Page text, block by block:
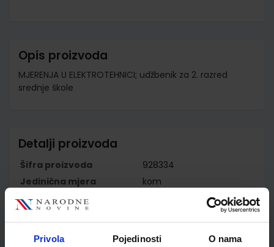
Privola Pojedinosti O nama
Opis proizvoda
MJERENJA U ELEKTROTEHNICI; udžbenik za 2. razred
srednje škole
Detalji proizvoda
Šifra proizvoda
928334
Jedinična mjera
kom
Nakladnik
Autor